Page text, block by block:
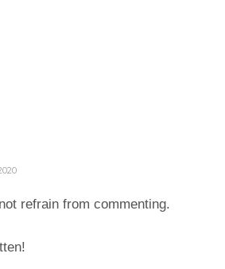
not refrain from commenting.